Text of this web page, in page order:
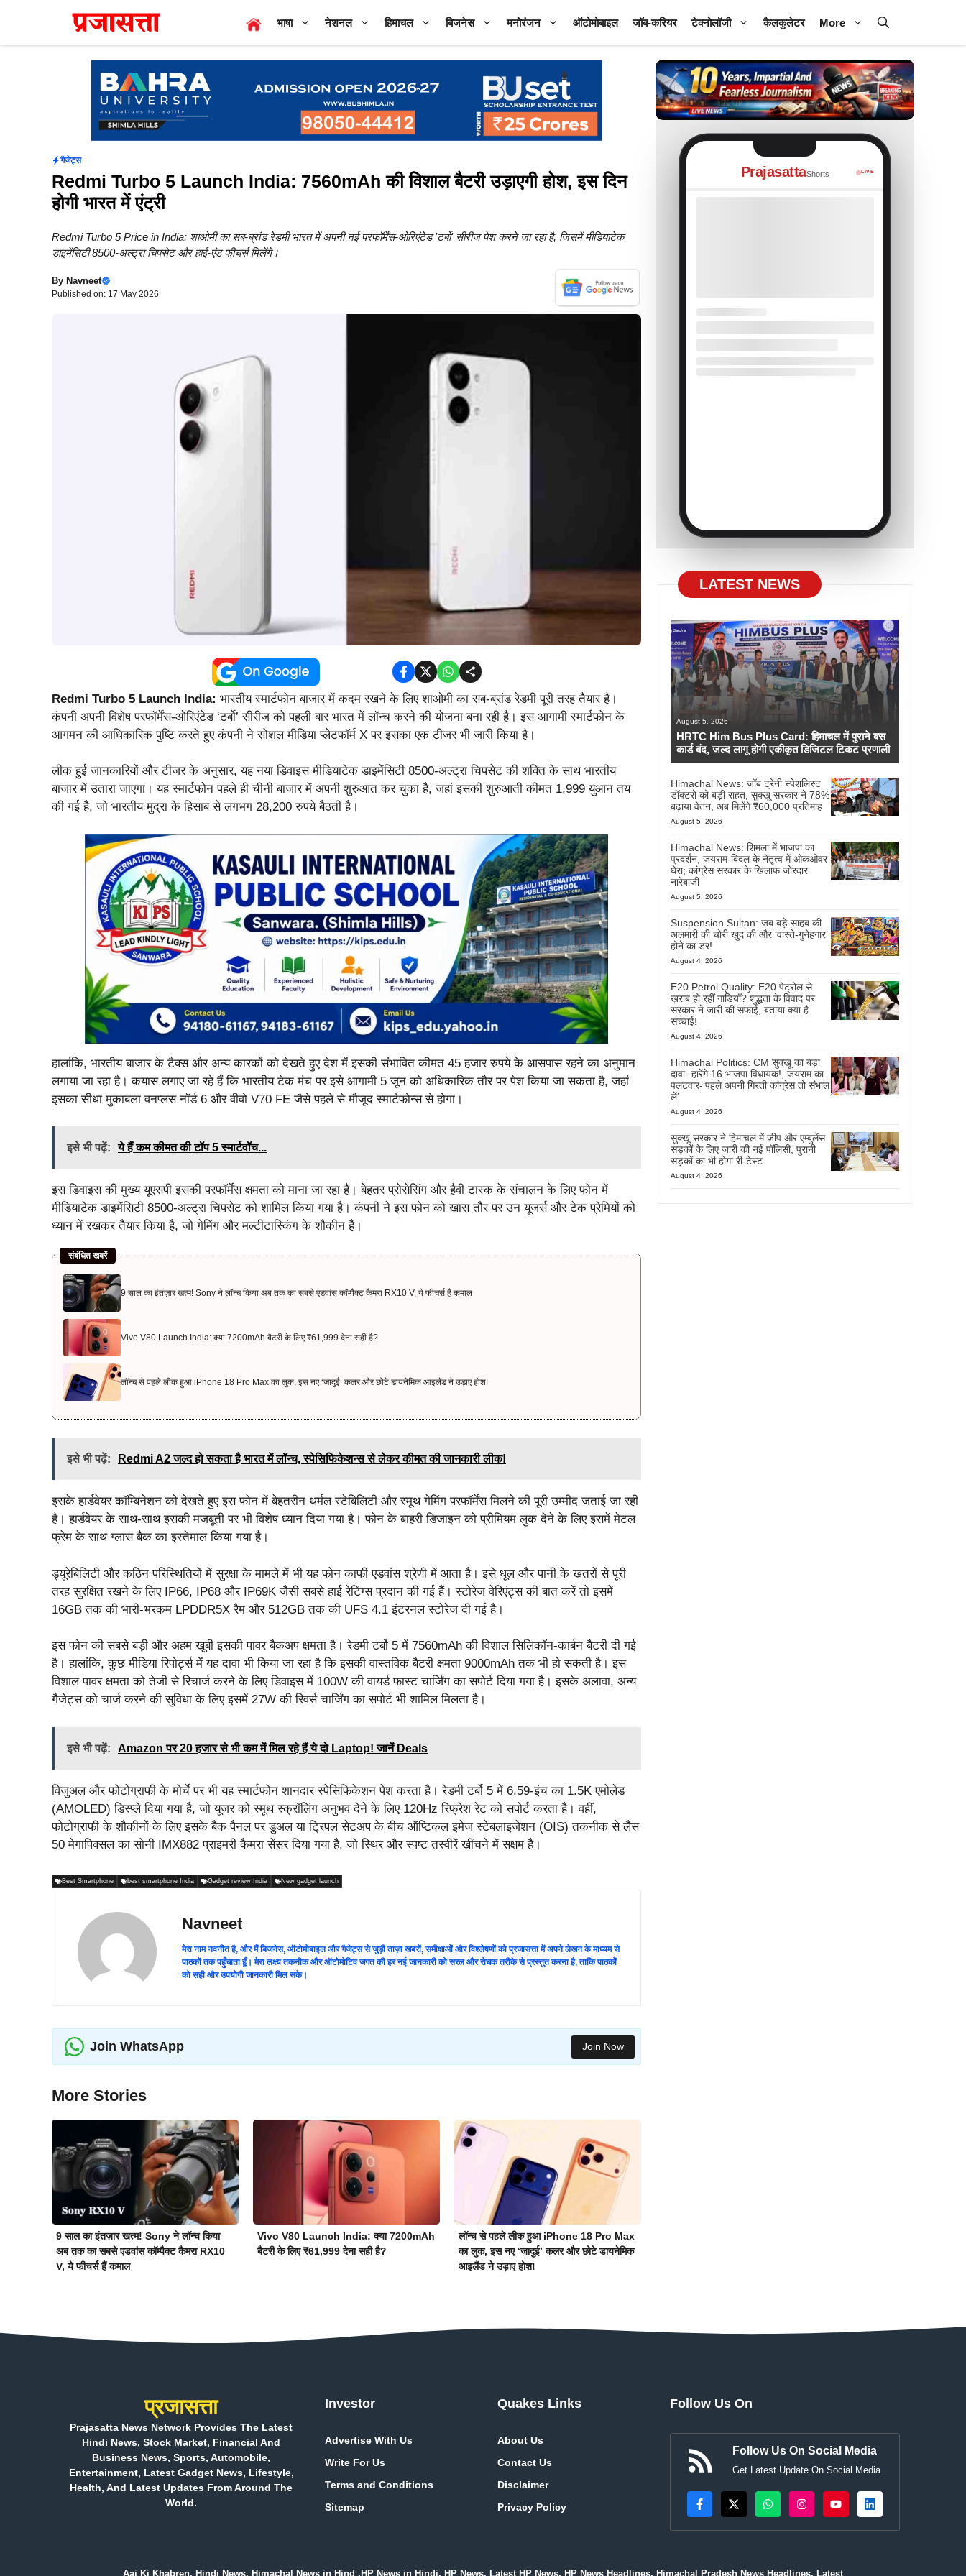
content
भाषा नेशनल हिमाचल बिजनेस मनोरंजन ऑटोमोबाइल जॉब-करियर टेक्नोलॉजी कैलकुलेटर More
गैजेट्स
Redmi Turbo 5 Launch India: 7560mAh की विशाल बैटरी उड़ाएगी होश, इस दिन
होगी भारत में एंट्री
Redmi Turbo 5 Price in India: शाओमी का सब-ब्रांड रेडमी भारत में अपनी नई परफॉर्मेंस-ओरिएंटेड 'टर्बो' सीरीज पेश करने जा रहा है, जिसमें मीडियाटेक
डाइमेंसिटी 8500-अल्ट्रा चिपसेट और हाई-एंड फीचर्स मिलेंगे।
By Navneet
Published on: 17 May 2026
Redmi Turbo 5 Launch India: भारतीय स्मार्टफोन बाजार में कदम रखने के लिए शाओमी का सब-ब्रांड रेडमी पूरी तरह तैयार है।
कंपनी अपनी विशेष परफॉर्मेंस-ओरिएंटेड ‘टर्बो’ सीरीज को पहली बार भारत में लॉन्च करने की योजना बना रही है। इस आगामी स्मार्टफोन के
आगमन की आधिकारिक पुष्टि करते हुए कंपनी ने सोशल मीडिया प्लेटफॉर्म X पर इसका एक टीजर भी जारी किया है।
लीक हुई जानकारियों और टीजर के अनुसार, यह नया डिवाइस मीडियाटेक डाइमेंसिटी 8500-अल्ट्रा चिपसेट की शक्ति के साथ भारतीय
बाजार में उतारा जाएगा। यह स्मार्टफोन पहले ही चीनी बाजार में अपनी शुरुआत कर चुका है, जहां इसकी शुरुआती कीमत 1,999 युआन तय
की गई है, जो भारतीय मुद्रा के हिसाब से लगभग 28,200 रुपये बैठती है।
हालांकि, भारतीय बाजार के टैक्स और अन्य कारकों को देखते हुए देश में इसकी संभावित कीमत 45 हजार रुपये के आसपास रहने का अनुमान
लगाया जा रहा है। कयास लगाए जा रहे हैं कि भारतीय टेक मंच पर इसे आगामी 5 जून को अधिकारिक तौर पर पेश किया जा सकता है, जहां
इसका सीधा मुकाबला वनप्लस नॉर्ड 6 और वीवो V70 FE जैसे पहले से मौजूद स्मार्टफोन्स से होगा।
इसे भी पढ़ें: ये हैं कम कीमत की टॉप 5 स्मार्टवॉच...
इस डिवाइस की मुख्य यूएसपी इसकी परफॉर्मेंस क्षमता को माना जा रहा है। बेहतर प्रोसेसिंग और हैवी टास्क के संचालन के लिए फोन में
मीडियाटेक डाइमेंसिटी 8500-अल्ट्रा चिपसेट को शामिल किया गया है। कंपनी ने इस फोन को खास तौर पर उन यूजर्स और टेक प्रेमियों को
ध्यान में रखकर तैयार किया है, जो गेमिंग और मल्टीटास्किंग के शौकीन हैं।
संबंधित खबरें
9 साल का इंतज़ार खत्म! Sony ने लॉन्च किया अब तक का सबसे एडवांस कॉम्पैक्ट कैमरा RX10 V, ये फीचर्स हैं कमाल
Vivo V80 Launch India: क्या 7200mAh बैटरी के लिए ₹61,999 देना सही है?
लॉन्च से पहले लीक हुआ iPhone 18 Pro Max का लुक, इस नए ‘जादुई’ कलर और छोटे डायनेमिक आइलैंड ने उड़ाए होश!
इसे भी पढ़ें: Redmi A2 जल्द हो सकता है भारत में लॉन्च, स्पेसिफिकेशन्स से लेकर कीमत की जानकारी लीक!
इसके हार्डवेयर कॉम्बिनेशन को देखते हुए इस फोन में बेहतरीन थर्मल स्टेबिलिटी और स्मूथ गेमिंग परफॉर्मेंस मिलने की पूरी उम्मीद जताई जा रही
है। हार्डवेयर के साथ-साथ इसकी मजबूती पर भी विशेष ध्यान दिया गया है। फोन के बाहरी डिजाइन को प्रीमियम लुक देने के लिए इसमें मेटल
फ्रेम के साथ ग्लास बैक का इस्तेमाल किया गया है।
ड्यूरेबिलिटी और कठिन परिस्थितियों में सुरक्षा के मामले में भी यह फोन काफी एडवांस श्रेणी में आता है। इसे धूल और पानी के खतरों से पूरी
तरह सुरक्षित रखने के लिए IP66, IP68 और IP69K जैसी सबसे हाई रेटिंग्स प्रदान की गई हैं। स्टोरेज वेरिएंट्स की बात करें तो इसमें
16GB तक की भारी-भरकम LPDDR5X रैम और 512GB तक की UFS 4.1 इंटरनल स्टोरेज दी गई है।
इस फोन की सबसे बड़ी और अहम खूबी इसकी पावर बैकअप क्षमता है। रेडमी टर्बो 5 में 7560mAh की विशाल सिलिकॉन-कार्बन बैटरी दी गई
है। हालांकि, कुछ मीडिया रिपोर्ट्स में यह दावा भी किया जा रहा है कि इसकी वास्तविक बैटरी क्षमता 9000mAh तक भी हो सकती है। इस
विशाल पावर क्षमता को तेजी से रिचार्ज करने के लिए डिवाइस में 100W की वायर्ड फास्ट चार्जिंग का सपोर्ट दिया गया है। इसके अलावा, अन्य
गैजेट्स को चार्ज करने की सुविधा के लिए इसमें 27W की रिवर्स चार्जिंग का सपोर्ट भी शामिल मिलता है।
इसे भी पढ़ें: Amazon पर 20 हजार से भी कम में मिल रहे हैं ये दो Laptop! जानें Deals
विजुअल और फोटोग्राफी के मोर्चे पर भी यह स्मार्टफोन शानदार स्पेसिफिकेशन पेश करता है। रेडमी टर्बो 5 में 6.59-इंच का 1.5K एमोलेड
(AMOLED) डिस्प्ले दिया गया है, जो यूजर को स्मूथ स्क्रॉलिंग अनुभव देने के लिए 120Hz रिफ्रेश रेट को सपोर्ट करता है। वहीं,
फोटोग्राफी के शौकीनों के लिए इसके बैक पैनल पर डुअल या ट्रिपल सेटअप के बीच ऑप्टिकल इमेज स्टेबलाइजेशन (OIS) तकनीक से लैस
50 मेगापिक्सल का सोनी IMX882 प्राइमरी कैमरा सेंसर दिया गया है, जो स्थिर और स्पष्ट तस्वीरें खींचने में सक्षम है।
Best Smartphone best smartphone India Gadget review India New gadget launch
Navneet
मेरा नाम नवनीत है, और मैं बिजनेस, ऑटोमोबाइल और गैजेट्स से जुड़ी ताज़ा खबरों, समीक्षाओं और विश्लेषणों को प्रजासत्ता में अपने लेखन के माध्यम से
पाठकों तक पहुँचाता हूँ। मेरा लक्ष्य तकनीक और ऑटोमोटिव जगत की हर नई जानकारी को सरल और रोचक तरीके से प्रस्तुत करना है, ताकि पाठकों
को सही और उपयोगी जानकारी मिल सके।
Join WhatsApp Join Now
More Stories
9 साल का इंतज़ार खत्म! Sony ने लॉन्च किया
अब तक का सबसे एडवांस कॉम्पैक्ट कैमरा RX10
V, ये फीचर्स हैं कमाल
Vivo V80 Launch India: क्या 7200mAh
बैटरी के लिए ₹61,999 देना सही है?
लॉन्च से पहले लीक हुआ iPhone 18 Pro Max
का लुक, इस नए ‘जादुई’ कलर और छोटे डायनेमिक
आइलैंड ने उड़ाए होश!
PrajasattaShorts LIVE
LATEST NEWS
August 5, 2026
HRTC Him Bus Plus Card: हिमाचल में पुराने बस
कार्ड बंद, जल्द लागू होगी एकीकृत डिजिटल टिकट प्रणाली
Himachal News: जॉब ट्रेनी स्पेशलिस्ट
डॉक्टरों को बड़ी राहत, सुक्खू सरकार ने 78%
बढ़ाया वेतन, अब मिलेंगे ₹60,000 प्रतिमाह
August 5, 2026
Himachal News: शिमला में भाजपा का
प्रदर्शन, जयराम-बिंदल के नेतृत्व में ओकओवर
घेरा; कांग्रेस सरकार के खिलाफ जोरदार
नारेबाजी
August 5, 2026
Suspension Sultan: जब बड़े साहब की
अलमारी की चोरी खुद की और ‘वास्ते-गुनेहगार’
होने का डर!
August 4, 2026
E20 Petrol Quality: E20 पेट्रोल से
ख़राब हो रहीं गाड़ियाँ? शुद्धता के विवाद पर
सरकार ने जारी की सफाई, बताया क्या है
सच्चाई!
August 4, 2026
Himachal Politics: CM सुक्खू का बड़ा
दावा- हारेंगे 16 भाजपा विधायक!, जयराम का
पलटवार-‘पहले अपनी गिरती कांग्रेस तो संभाल
लें’
August 4, 2026
सुक्खू सरकार ने हिमाचल में जीप और एम्बुलेंस
सड़कों के लिए जारी की नई पॉलिसी, पुरानी
सड़कों का भी होगा री-टेस्ट
August 4, 2026
प्रजासत्ता
Prajasatta News Network Provides The Latest
Hindi News, Stock Market, Financial And
Business News, Sports, Automobile,
Entertainment, Latest Gadget News, Lifestyle,
Health, And Latest Updates From Around The
World.
Investor
Advertise With Us
Write For Us
Terms and Conditions
Sitemap
Quakes Links
About Us
Contact Us
Disclaimer
Privacy Policy
Follow Us On
Follow Us On Social Media
Get Latest Update On Social Media
Aaj Ki Khabren, Hindi News, Himachal News in Hind .HP News in Hindi, HP News, Latest HP News, HP News Headlines, Himachal Pradesh News Headlines, Latest